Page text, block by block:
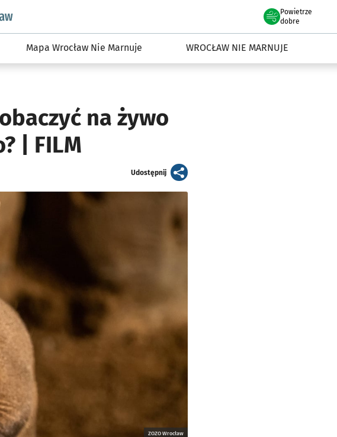
Środowisko we Wrocławiu
Powietrze
we Wrocławiu
dobre
Mapa Wrocław Nie Marnuje WROCŁAW NIE MARNUJE
na żywo
| FILM
Udostępnijartykuł
ZOZO Wrocław